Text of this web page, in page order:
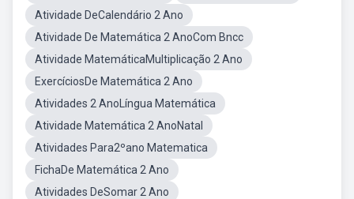
Atividade DeCalendário 2 Ano
Atividade De Matemática 2 AnoCom Bncc
Atividade MatemáticaMultiplicação 2 Ano
ExercíciosDe Matemática 2 Ano
Atividades 2 AnoLíngua Matemática
Atividade Matemática 2 AnoNatal
Atividades Para2ºano Matematica
FichaDe Matemática 2 Ano
Atividades DeSomar 2 Ano